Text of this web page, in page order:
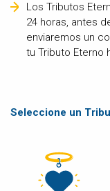
Los Tributos
24 horas, antes
enviaremos un
tu Tributo Eterno
Seleccione un